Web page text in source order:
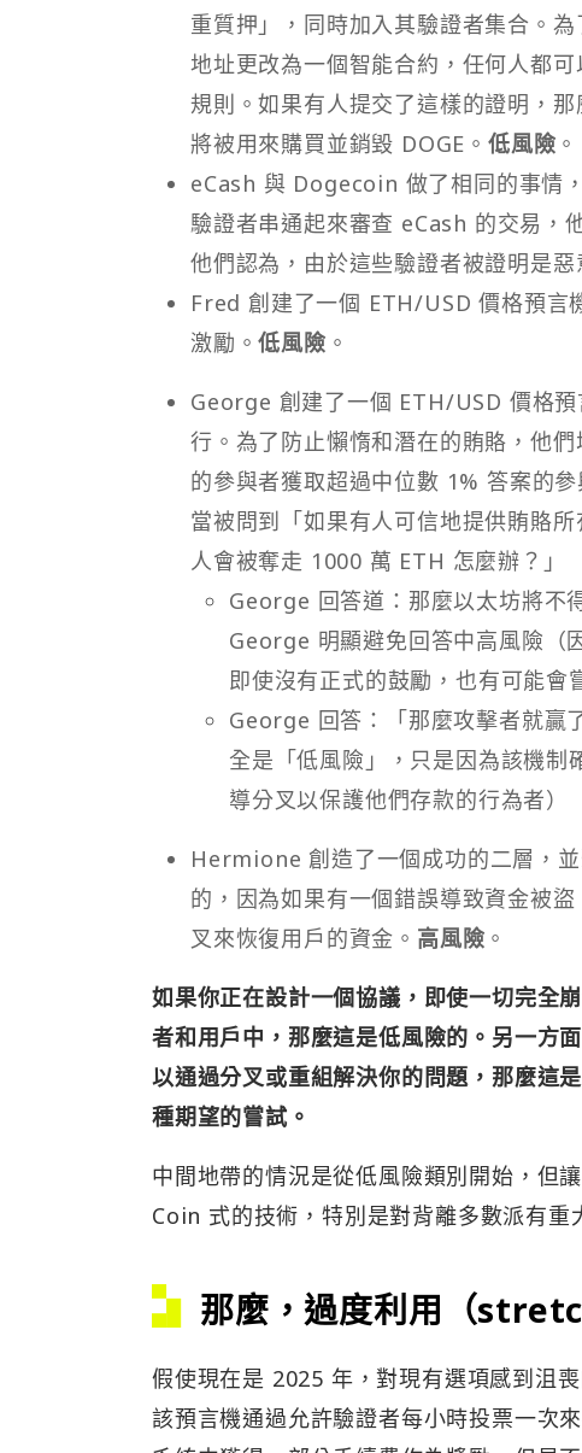
重質押」，同時加入其驗證者集合。
地址更改為一個智能合約，任何人都
規則。如果有人提交了這樣的證明，
將被用來購買並銷毀 DOGE。 低風險 。
eCash 與 Dogecoin 做了相同的事情
驗證者串通起來審查 eCash 的交易，
他們認為，由於這些驗證者被證明是
Fred 創建了一個 ETH/USD 價格預言
激勵。低風險 。
George 創建了一個 ETH/USD 價格
行。為了防止懶惰和潛在的賄賂，他
的參與者獲取超過中位數 1% 答案的
當被問到「如果有人可信地提供賄賂
人會被奪走 1000 萬 ETH 怎麼辦？」
George 回答道：那麼以太坊將不
George 明顯避免回答中高風險（
即使沒有正式的鼓勵，也有可能會
George 回答：「那麼攻擊者就贏
全是「低風險」，只是因為該機
導分叉以保護他們存款的行為者）
Hermione 創造了一個成功的二層，
的，因為如果有一個錯誤導致資金被
叉來恢復用戶的資金。 高風險 。
如果你正在設計一個協議，即使一切完全
者和用戶中，那麼這是低風險的。另一方
以通過分叉或重組解決你的問題，那麼這
種期望的嘗試。
中間地帶的情況是從低風險類別開始，但
Coin 式的技術，特別是對背離多數派有重
那麼，過度利用（
假使現在是 2025 年，對現有選項感到沮
該預言機通過允許驗證者每小時投票一次